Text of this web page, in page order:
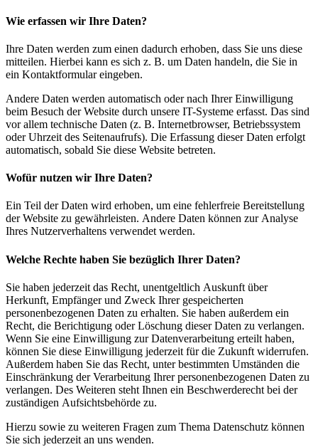
Wie erfassen wir Ihre Daten?
Ihre Daten werden zum einen dadurch erhoben, dass Sie uns diese
mitteilen. Hierbei kann es sich z. B. um Daten handeln, die Sie in
ein Kontaktformular eingeben.
Andere Daten werden automatisch oder nach Ihrer Einwilligung
beim Besuch der Website durch unsere IT-Systeme erfasst. Das sind
vor allem technische Daten (z. B. Internetbrowser, Betriebssystem
oder Uhrzeit des Seitenaufrufs). Die Erfassung dieser Daten erfolgt
automatisch, sobald Sie diese Website betreten.
Wofür nutzen wir Ihre Daten?
Ein Teil der Daten wird erhoben, um eine fehlerfreie Bereitstellung
der Website zu gewährleisten. Andere Daten können zur Analyse
Ihres Nutzerverhaltens verwendet werden.
Welche Rechte haben Sie bezüglich Ihrer Daten?
Sie haben jederzeit das Recht, unentgeltlich Auskunft über
Herkunft, Empfänger und Zweck Ihrer gespeicherten
personenbezogenen Daten zu erhalten. Sie haben außerdem ein
Recht, die Berichtigung oder Löschung dieser Daten zu verlangen.
Wenn Sie eine Einwilligung zur Datenverarbeitung erteilt haben,
können Sie diese Einwilligung jederzeit für die Zukunft widerrufen.
Außerdem haben Sie das Recht, unter bestimmten Umständen die
Einschränkung der Verarbeitung Ihrer personenbezogenen Daten zu
verlangen. Des Weiteren steht Ihnen ein Beschwerderecht bei der
zuständigen Aufsichtsbehörde zu.
Hierzu sowie zu weiteren Fragen zum Thema Datenschutz können
Sie sich jederzeit an uns wenden.